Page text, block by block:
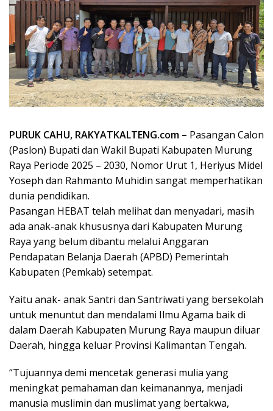
PURUK CAHU, RAKYATKALTENG.com – Pasangan Calon
(Paslon) Bupati dan Wakil Bupati Kabupaten Murung
Raya Periode 2025 – 2030, Nomor Urut 1, Heriyus Midel
Yoseph dan Rahmanto Muhidin sangat memperhatikan
dunia pendidikan.
Pasangan HEBAT telah melihat dan menyadari, masih
ada anak-anak khususnya dari Kabupaten Murung
Raya yang belum dibantu melalui Anggaran
Pendapatan Belanja Daerah (APBD) Pemerintah
Kabupaten (Pemkab) setempat.
Yaitu anak- anak Santri dan Santriwati yang bersekolah
untuk menuntut dan mendalami Ilmu Agama baik di
dalam Daerah Kabupaten Murung Raya maupun diluar
Daerah, hingga keluar Provinsi Kalimantan Tengah.
“Tujuannya demi mencetak generasi mulia yang
meningkat pemahaman dan keimanannya, menjadi
manusia muslimin dan muslimat yang bertakwa,